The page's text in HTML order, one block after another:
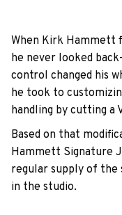
When Kirk Hammett
he never looked
control changed his
he took to
handling by cutting a
Based on that
Hammett Signature
regular supply of the
in the studio.